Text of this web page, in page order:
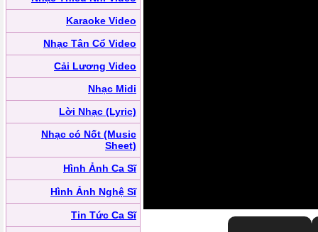
Karaoke Video
Nhạc Tân Cổ Video
Cải Lương Video
Nhạc Midi
Lời Nhạc (Lyric)
Nhạc có Nốt (Music
Sheet)
Hình Ảnh Ca Sĩ
Hình Ảnh Nghệ Sĩ
Tin Tức Ca Sĩ